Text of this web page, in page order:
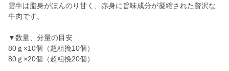
雲牛は脂身がほんのり甘く、赤身に旨味成分が凝縮された贅沢な
牛肉です。
▼数量、分量の目安
80ｇ×10個（超粗挽10個）
80ｇ×20個（超粗挽20個）